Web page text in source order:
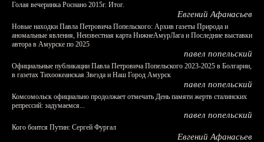
Голая вечеринка Роснано 2015г. Итог.
Евгений Афанасьев
Новые находки Павла Петровича Попельского: Архив газеты Природа и
аномальные явления, Неизвестная карта НижнеАмурЛага и Последние выставки
автора в Амурске по 2025
павел попельский
Официальные публикации Павла Петровича Попельского 2023-2025 в Болгарии,
в газетах Тихоокеанская Звезда и Наш Город Амурск
павел попельский
Комсомольск официально продолжает отмечать День памяти жертв сталинских
репрессий: задумаемся...
павел попельский
Кого боится Путин: Сергей Фургал
Евгений Афанасьев